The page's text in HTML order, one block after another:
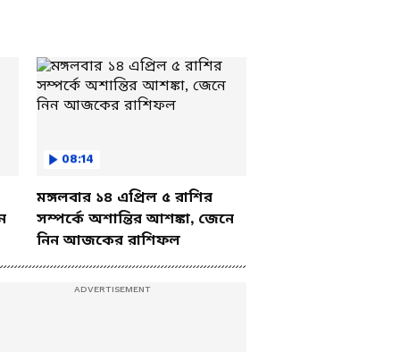
08:14
মঙ্গলবার ১৪ এপ্রিল ৫ রাশির
সম্পর্কে অশান্তির আশঙ্কা, জেনে
নিন আজকের রাশিফল